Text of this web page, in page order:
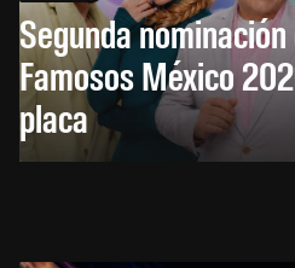
Segunda
Famosos México
placa